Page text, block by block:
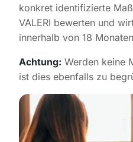
konkret identifizierte
VALERI bewerten und
innerhalb von 18
Achtung: Werden keine
ist dies ebenfalls zu